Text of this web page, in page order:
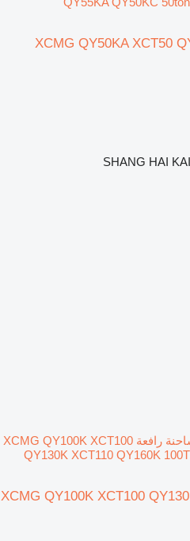
XCMG QY50KA XCT50
SHANG HAI
شاحنة رافعة XCMG QY100K XCT100
QY130K XCT110 QY160K
XCMG QY100K XCT100